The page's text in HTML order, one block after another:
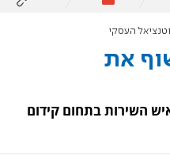
העסקי
את
השירות בתחום קידום